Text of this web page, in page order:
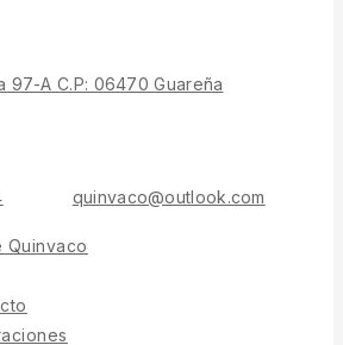
97-A C.P: 06470 Guareña
quinvaco@outlook.com
Quinvaco